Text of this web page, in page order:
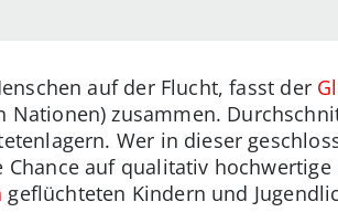
auf der Flucht, fasst der
Nationen) zusammen.
Wer in dieser
auf qualitativ
geflüchteten Kindern und